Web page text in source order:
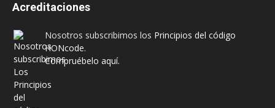
Acreditaciones
Nosotros subscribimos los Principios del código
HONcode.
Compruébelo aquí.